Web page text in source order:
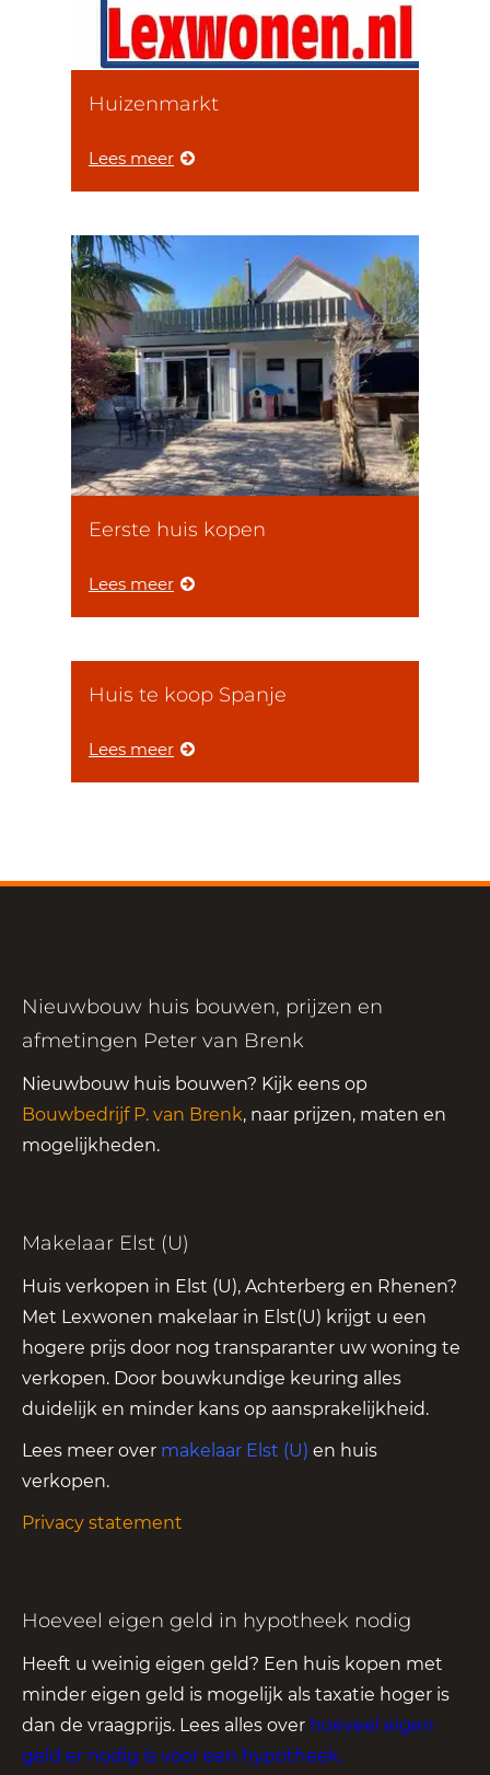
Huizenmarkt
Lees meer
Eerste huis kopen
Lees meer
Huis te koop Spanje
Lees meer
Nieuwbouw huis bouwen, prijzen en
afmetingen Peter van Brenk
Nieuwbouw huis bouwen? Kijk eens op
Bouwbedrijf P. van Brenk, naar prijzen, maten en
mogelijkheden.
Makelaar Elst (U)
Huis verkopen in Elst (U), Achterberg en Rhenen?
Met Lexwonen makelaar in Elst(U) krijgt u een
hogere prijs door nog transparanter uw woning te
verkopen. Door bouwkundige keuring alles
duidelijk en minder kans op aansprakelijkheid.
Lees meer over makelaar Elst (U) en huis
verkopen.
Privacy statement
Hoeveel eigen geld in hypotheek nodig
Heeft u weinig eigen geld? Een huis kopen met
minder eigen geld is mogelijk als taxatie hoger is
dan de vraagprijs. Lees alles over hoeveel eigen
geld er nodig is voor een hypotheek.